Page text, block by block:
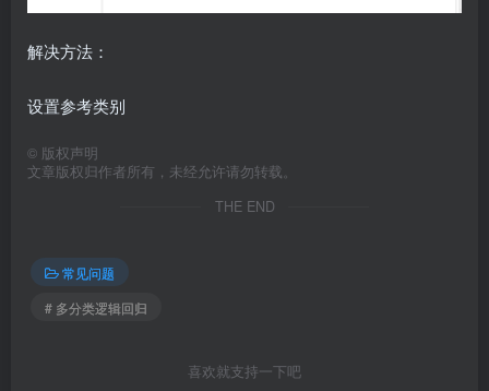
解决方法：
设置参考类别
© 版权声明
文章版权归作者所有，未经允许请勿转载。
THE END
常见问题
# 多分类逻辑回归
喜欢就支持一下吧